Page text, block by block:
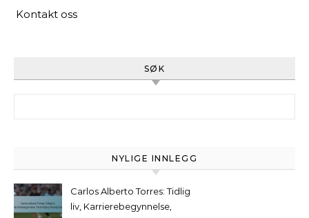
Kontakt oss
SØK
NYLIGE INNLEGG
Carlos Alberto Torres: Tidlig
liv, Karrierebegynnelse,